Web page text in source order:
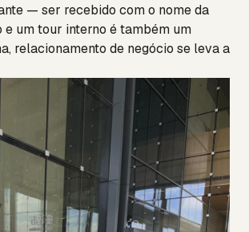
— ser recebido com o nome da
e um tour interno é também um
relacionamento de negócio se leva a